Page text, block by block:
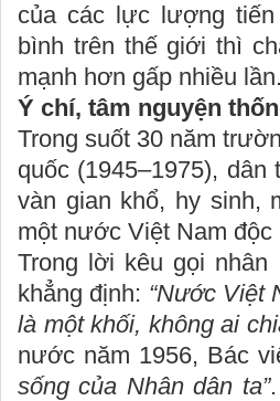
của các lực lượng
bình trên thế giới thì
mạnh hơn gấp nhiều lần.
Ý chí, tâm nguyện
Trong suốt 30 năm
quốc (1945–1975),
vàn gian khổ, hy sinh,
một nước Việt Nam
Trong lời kêu gọi nhân
khẳng định: “Nước Việt
là một khối, không ai
nước năm 1956, Bác
sống của Nhân dân ta”